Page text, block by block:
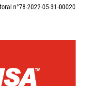
n°78-2022-05-31-00020